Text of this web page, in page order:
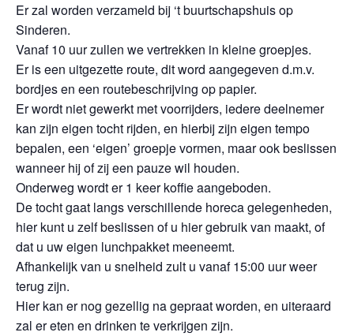
Er zal worden verzameld bij ‘t buurtschapshuis op
Sinderen.
Vanaf 10 uur zullen we vertrekken in kleine groepjes.
Er is een uitgezette route, dit word aangegeven d.m.v.
bordjes en een routebeschrijving op papier.
Er wordt niet gewerkt met voorrijders, iedere deelnemer
kan zijn eigen tocht rijden, en hierbij zijn eigen tempo
bepalen, een ‘eigen’ groepje vormen, maar ook beslissen
wanneer hij of zij een pauze wil houden.
Onderweg wordt er 1 keer koffie aangeboden.
De tocht gaat langs verschillende horeca gelegenheden,
hier kunt u zelf beslissen of u hier gebruik van maakt, of
dat u uw eigen lunchpakket meeneemt.
Afhankelijk van u snelheid zult u vanaf 15:00 uur weer
terug zijn.
Hier kan er nog gezellig na gepraat worden, en uiteraard
zal er eten en drinken te verkrijgen zijn.